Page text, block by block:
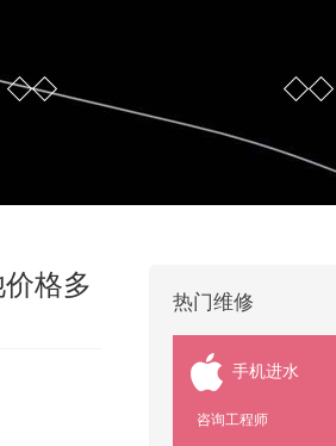
格多
热门维修
手机进水
咨询工程师